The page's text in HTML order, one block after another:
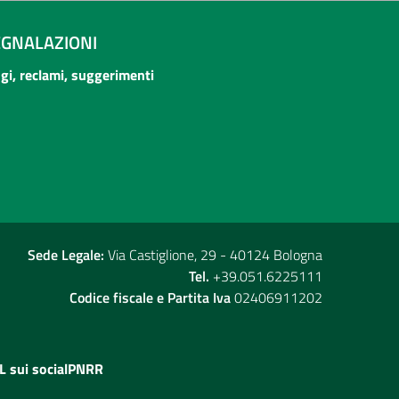
reclami, suggerimenti
Sede Legale: Via Castiglione, 29 - 40124 Bologna
Tel. +39.051.6225111
Codice fiscale e Partita Iva02406911202
sui socialPNRR